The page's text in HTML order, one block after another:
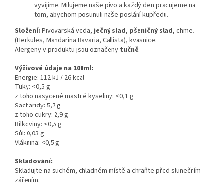
vyvíjíme. Milujeme naše pivo a každý den pracujeme na
tom, abychom posunuli naše poslání kupředu.
Složení: Pivovarská voda,ječný slad, pšeničný slad, chmel
(Herkules, Mandarina Bavaria, Callista), kvasnice.
Alergeny v produktu jsou označeny tučně.
Výživové údaje na 100ml:
Energie: 112 kJ / 26 kcal
Tuky: <0,5 g
z toho nasycené mastné kyseliny: <0,1 g
Sacharidy: 5,7 g
z toho cukry: 2,9 g
Bílkoviny: <0,5 g
Sůl: 0,03 g
Vláknina: <0,5 g
Skladování:
Skladujte na suchém, chladném místě a chraňte před slunečním
zářením.